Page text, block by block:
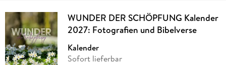
WUNDER DER SCHÖPFUNG Kalender
2027: Fotografien und Bibelverse
Kalender
Sofort lieferbar